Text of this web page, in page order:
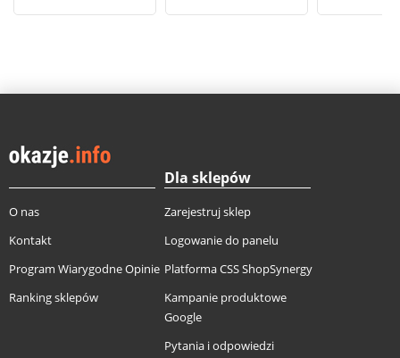
O nas
Kontakt
Program Wiarygodne Opinie
Ranking sklepów
Dla sklepów
Zarejestruj sklep
Logowanie do panelu
Platforma CSS ShopSynergy
Kampanie produktowe
Google
Pytania i odpowiedzi